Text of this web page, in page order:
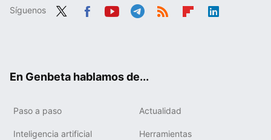
Síguenos
En Genbeta hablamos de...
Paso a paso Actualidad
Inteligencia artificial Herramientas